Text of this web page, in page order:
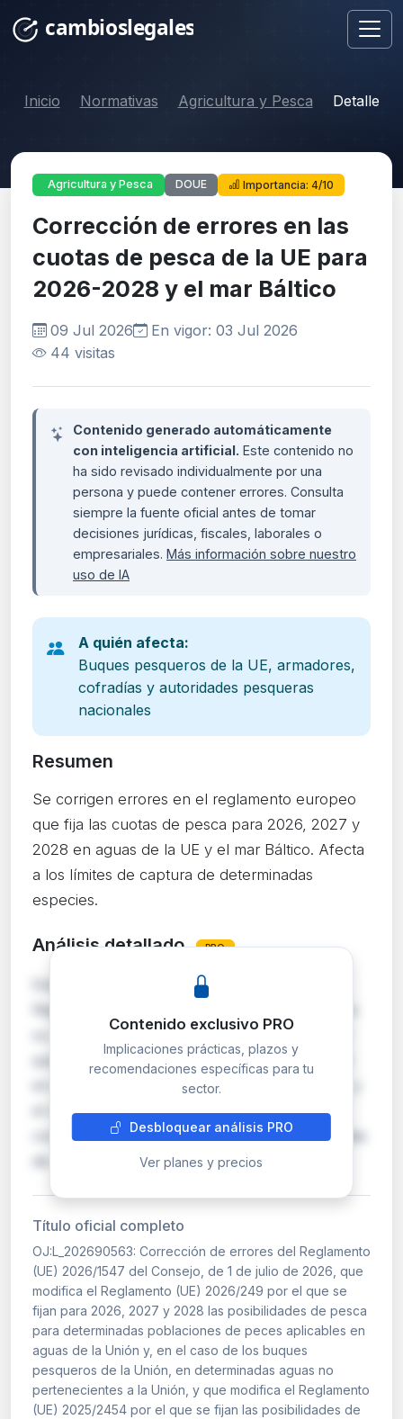
Inicio Normativas Agricultura y Pesca Detalle
Agricultura y Pesca DOUE Importancia: 4/10
Corrección de errores en las
cuotas de pesca de la UE para
2026-2028 y el mar Báltico
09 Jul 2026
En vigor: 03 Jul 2026
44 visitas
Contenido generado automáticamente
con inteligencia artificial. Este contenido no
ha sido revisado individualmente por una
persona y puede contener errores. Consulta
siempre la fuente oficial antes de tomar
decisiones jurídicas, fiscales, laborales o
empresariales. Más información sobre nuestro
uso de IA
A quién afecta:
Buques pesqueros de la UE, armadores,
cofradías y autoridades pesqueras
nacionales
Resumen
Se corrigen errores en el reglamento europeo
que fija las cuotas de pesca para 2026, 2027 y
2028 en aguas de la UE y el mar Báltico. Afecta
a los límites de captura de determinadas
especies.
Análisis detallado PRO
Esta corrección de errores rectifica el
Reglamento (UE) 2026/1547 del Consejo, que a
su vez modificaba dos reglamentos previos: el
que fija posibilidades de pesca para 2026-2028
en aguas de la UE y aguas de terceros países, y
el relativo al mar Báltico para 2026. Las
correcciones pueden afectar a cuotas concretas
de ca…
Contenido exclusivo PRO
Implicaciones prácticas, plazos y
recomendaciones específicas para tu
sector.
Desbloquear análisis PRO
Ver planes y precios
Título oficial completo
OJ:L_202690563: Corrección de errores del Reglamento
(UE) 2026/1547 del Consejo, de 1 de julio de 2026, que
modifica el Reglamento (UE) 2026/249 por el que se
fijan para 2026, 2027 y 2028 las posibilidades de pesca
para determinadas poblaciones de peces aplicables en
aguas de la Unión y, en el caso de los buques
pesqueros de la Unión, en determinadas aguas no
pertenecientes a la Unión, y que modifica el Reglamento
(UE) 2025/2454 por el que se fijan las posibilidades de